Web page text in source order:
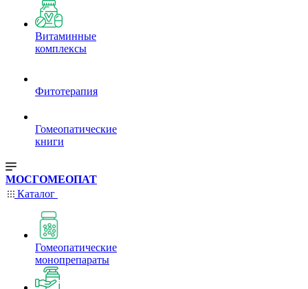
Витаминные
комплексы
Фитотерапия
Гомеопатические
книги
МОСГОМЕОПАТ
Каталог
Гомеопатические
монопрепараты